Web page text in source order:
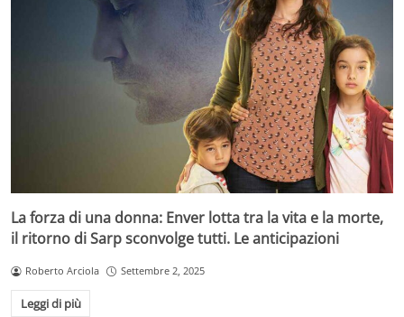
La forza di una donna: Enver lotta tra la vita e la morte,
il ritorno di Sarp sconvolge tutti. Le anticipazioni
Roberto Arciola Settembre 2, 2025
Leggi di più